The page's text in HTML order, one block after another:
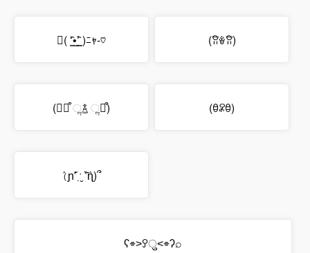
( ‘͇̂•̩̫’͇̂ )ﾆｬ-♡ (ꃋิꎴꃋิ)
(⌯꒪͒ ૢ࿄ ૢ꒪͒) (ꃪꄳꃪ)
(ٛɲ′᷄ ˑ̣̮ ‵᷅ٛɳ)՞
ʕ⌯˃ꎤु˂⌯ʔ⌕